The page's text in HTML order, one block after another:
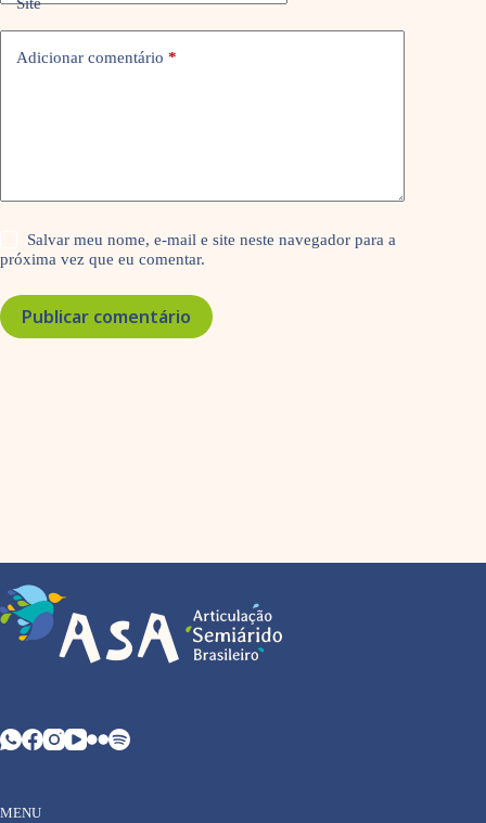
Adicionar comentário *
Salvar meu nome, e-mail e site neste navegador para a
próxima vez que eu comentar.
Publicar comentário
MENU